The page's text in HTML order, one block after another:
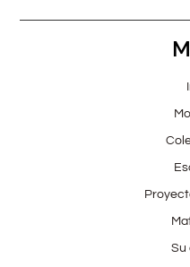
Su